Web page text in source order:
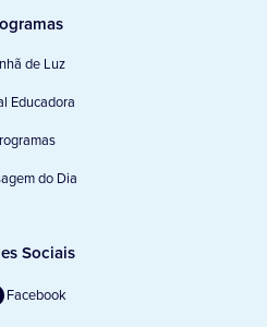
de Luz
Educadora
do Dia
Sociais
Facebook